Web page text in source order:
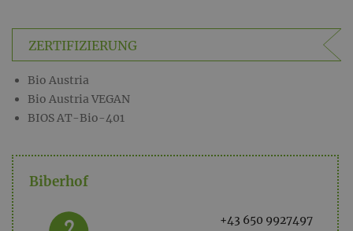
ZERTIFIZIERUNG
Bio Austria
Bio Austria VEGAN
BIOS AT-Bio-401
Biberhof
+43 650 9927497